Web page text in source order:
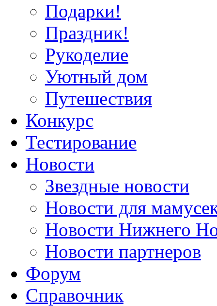
Подарки!
Праздник!
Рукоделие
Уютный дом
Путешествия
Конкурс
Тестирование
Новости
Звездные новости
Новости для
Новости Нижнего
Новости партнеров
Форум
Справочник